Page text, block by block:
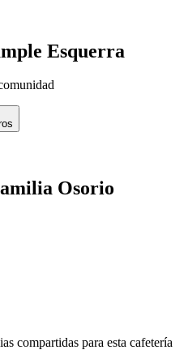
Esquerra
Osorio
compartidas para esta cafetería